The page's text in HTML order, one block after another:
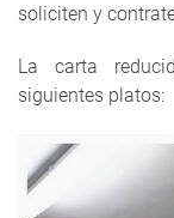
soliciten y
La carta
siguientes platos: